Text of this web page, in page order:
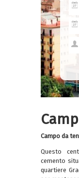
Campo da t
Questo
cemento
quartiere